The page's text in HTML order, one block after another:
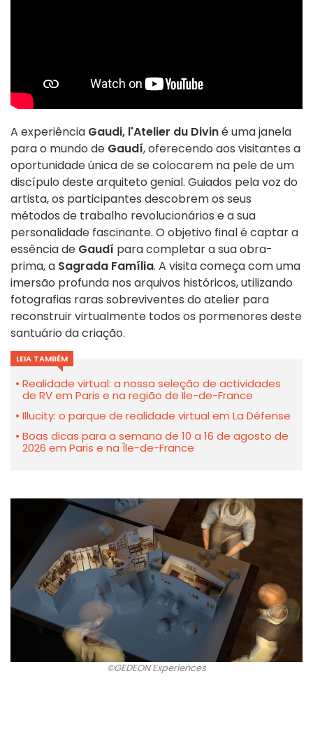
A experiência Gaudi, l'Atelier du Diviné uma janela
para o mundo de Gaudí, oferecendo aos visitantes a
oportunidade única de se colocarem na pele de um
discípulo deste arquiteto genial. Guiados pela voz do
artista, os participantes descobrem os seus
métodos de trabalho revolucionários e a sua
personalidade fascinante. O objetivo final é captar a
essência de Gaudí para completar a sua obra-
prima, a Sagrada Família. A visita começa com uma
imersão profunda nos arquivos históricos, utilizando
fotografias raras sobreviventes do atelier para
reconstruir virtualmente todos os pormenores deste
santuário da criação.
LEIA TAMBÉM
Realidade virtual: a nossa seleção de actividades
de RV em Paris e na região de Ile-de-France
Illucity: o parque de realidade virtual em La Défense
Boas dicas para a semana de 10 a 16 de agosto de
2026 em Paris e na Île-de-France
©GEDEON Experiences